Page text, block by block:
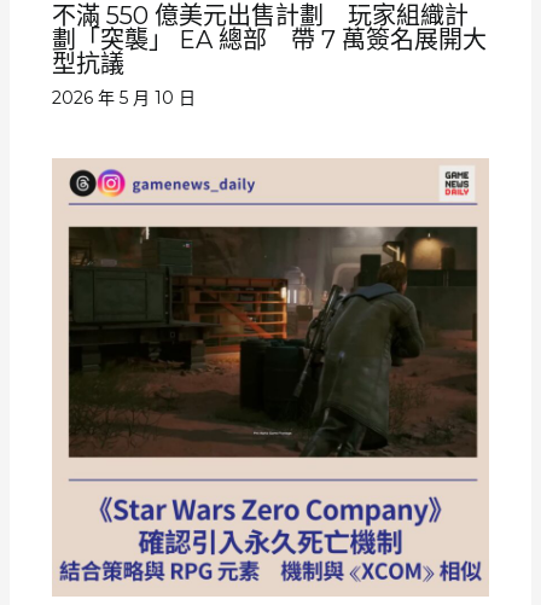
不滿 550 億美元出售計劃 玩家組織計
劃「突襲」 EA 總部 帶 7 萬簽名展開大
型抗議
2026 年 5 月 10 日